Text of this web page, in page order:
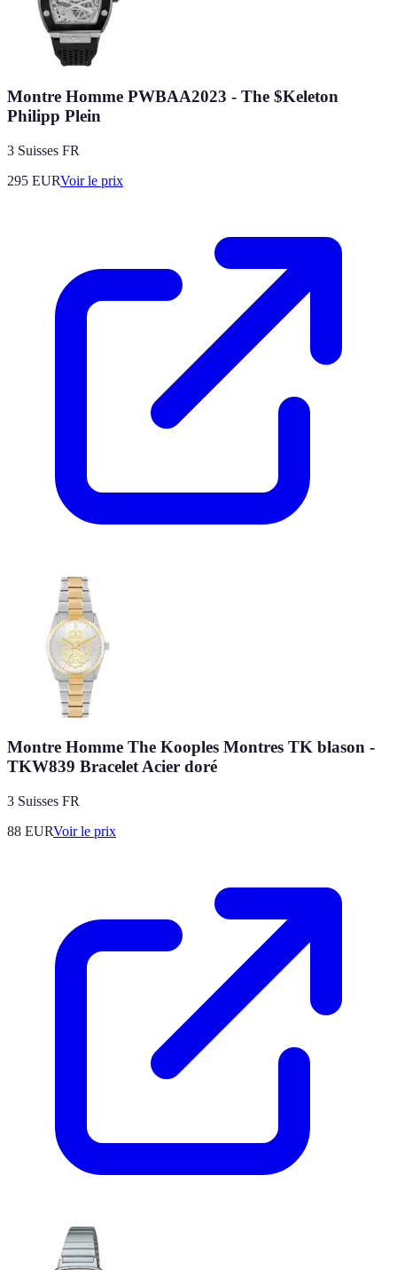
Montre Homme PWBAA2023 - The $Keleton
Philipp Plein
3 Suisses FR
295 EURVoir le prix
Montre Homme The Kooples Montres TK blason -
TKW839 Bracelet Acier doré
3 Suisses FR
88 EURVoir le prix